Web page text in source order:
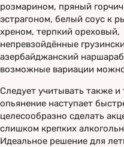
розмарином, пряный
эстрагоном, белый соус к
хреном, терпкий ореховый,
непревзойдённые
азербайджанский
возможные вариации
Следует учитывать также
опьянение наступает
целесообразно сделать
слишком крепких
Идеальное решение для